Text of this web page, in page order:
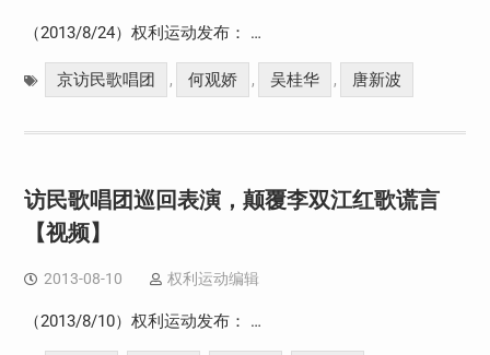
（2013/8/24）权利运动发布： …
京访民歌唱团 , 何观娇 , 吴桂华 , 唐新波
访民歌唱团巡回表演，颠覆李双江红歌谎言
【视频】
2013-08-10 权利运动编辑
（2013/8/10）权利运动发布： …